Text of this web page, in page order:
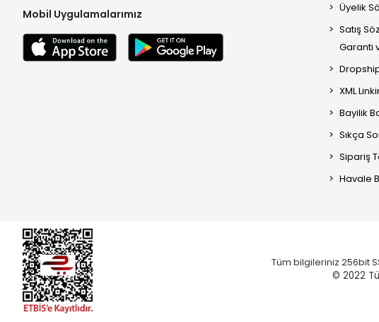
Mobil Uygulamalarımız
Üyelik
Satış
Garanti
XML
Bayilik
Sıkça
Sipariş
Havale
Tüm bilgileriniz 256bit
© 2022